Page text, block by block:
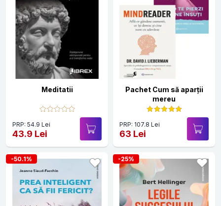
Meditatii
PRP: 54.9 Lei
43.9 Lei
Pachet Cum să aparții
mereu
PRP: 107.8 Lei
63 Lei
-50.1% -25%